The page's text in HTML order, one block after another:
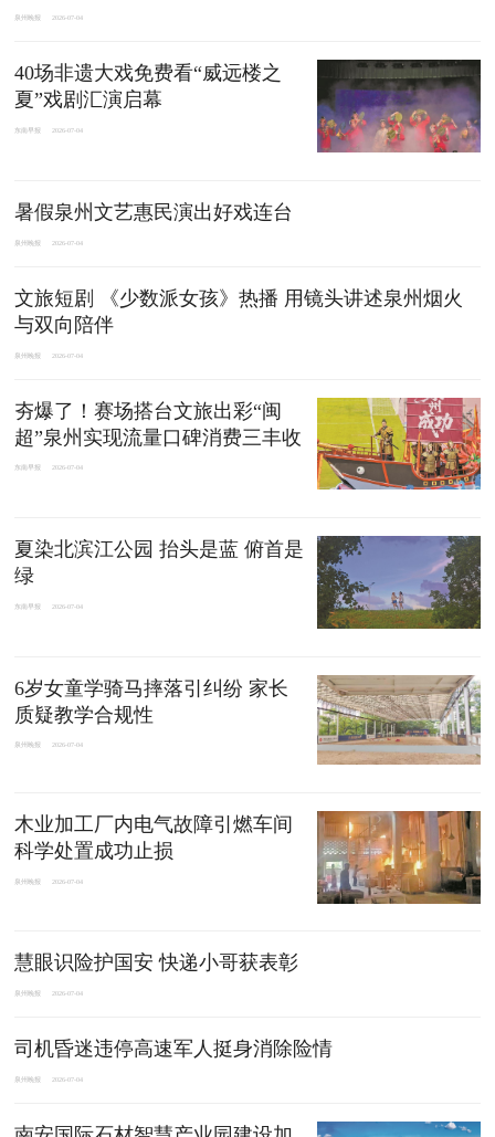
泉州晚报 2026-07-04
40场非遗大戏免费看“威远楼之
夏”戏剧汇演启幕
东南早报 2026-07-04
暑假泉州文艺惠民演出好戏连台
泉州晚报 2026-07-04
文旅短剧 《少数派女孩》热播 用镜头讲述泉州烟火
与双向陪伴
泉州晚报 2026-07-04
夯爆了！赛场搭台文旅出彩“闽
超”泉州实现流量口碑消费三丰收
东南早报 2026-07-04
夏染北滨江公园 抬头是蓝 俯首是
绿
东南早报 2026-07-04
6岁女童学骑马摔落引纠纷 家长
质疑教学合规性
泉州晚报 2026-07-04
木业加工厂内电气故障引燃车间
科学处置成功止损
泉州晚报 2026-07-04
慧眼识险护国安 快递小哥获表彰
泉州晚报 2026-07-04
司机昏迷违停高速军人挺身消除险情
泉州晚报 2026-07-04